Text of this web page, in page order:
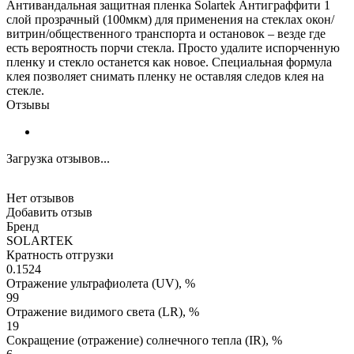
Антивандальная защитная пленка Solartek Антиграффити 1
слой прозрачный (100мкм) для применения на стеклах окон/
витрин/общественного транспорта и остановок – везде где
есть вероятность порчи стекла. Просто удалите испорченную
пленку и стекло останется как новое. Специальная формула
клея позволяет снимать пленку не оставляя следов клея на
стекле.
Отзывы
Загрузка отзывов...
Нет отзывов
Добавить отзыв
Бренд
SOLARTEK
Кратность отгрузки
0.1524
Отражение ультрафиолета (UV), %
99
Отражение видимого света (LR), %
19
Сокращение (отражение) солнечного тепла (IR), %